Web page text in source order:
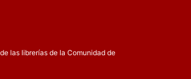
las librerías de la Comunidad de